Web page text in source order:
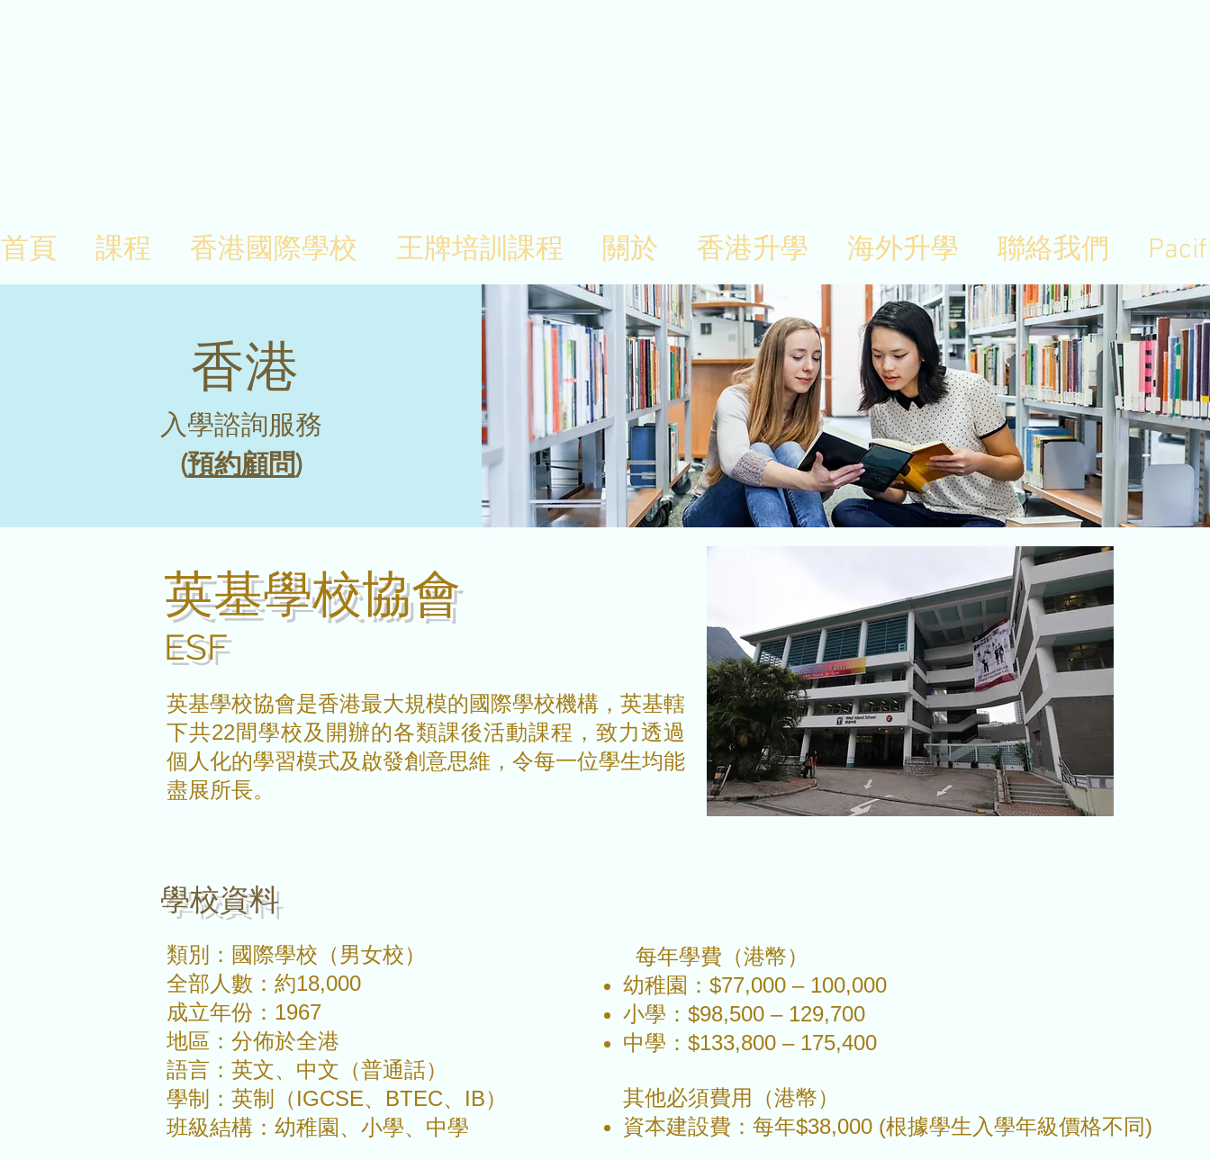
首頁 課程 香港國際學校 王牌培訓課程 關於 香港升學 海外升學 聯絡我們
香港
入學諮詢服務
(預約顧問)
英基學校協會
ESF
英基學校協會是香港最大規模的國際學校機構，英基轄
下共22間學校及開辦的各類課後活動課程，致力透過
個人化的學習模式及啟發創意思維，令每一位學生均能
盡展所長。
類別：國際學校（男女校）
全部人數：約18,000
成立年份：1967
地區：分佈於全港
語言：英文、中文（普通話）
學制：英制（IGCSE、BTEC、IB）
班級結構：幼稚園、小學、中學
​學校資料
每年學費（港幣）
幼稚園：$77,000 – 100,000
小學：$98,500 – 129,700
中學：$133,800 – 175,400
其他必須費用（港幣）
資本建設費：每年$38,000 (根據學生入學年級價格不同)